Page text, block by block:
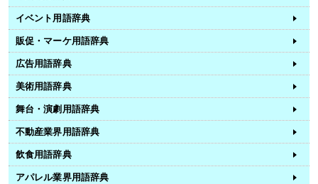
イベント用語辞典
販促・マーケ用語辞典
広告用語辞典
美術用語辞典
舞台・演劇用語辞典
不動産業界用語辞典
飲食用語辞典
アパレル業界用語辞典